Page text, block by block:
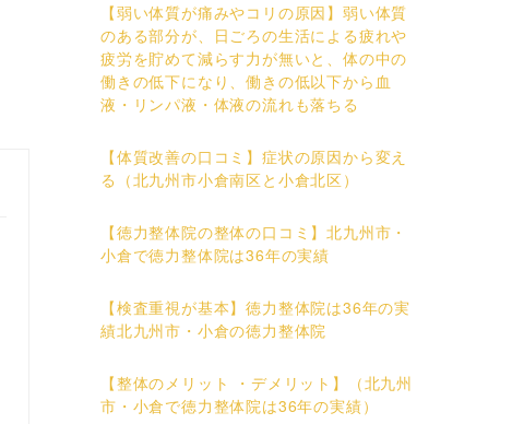
【弱い体質が痛みやコリの原因】弱い体質
のある部分が、日ごろの生活による疲れや
疲労を貯めて減らす力が無いと、体の中の
働きの低下になり、働きの低以下から血
液・リンパ液・体液の流れも落ちる
【体質改善の口コミ】症状の原因から変え
る（北九州市小倉南区と小倉北区）
【徳力整体院の整体の口コミ】北九州市・
小倉で徳力整体院は36年の実績
【検査重視が基本】徳力整体院は36年の実
績北九州市・小倉の徳力整体院
【整体のメリット ・デメリット】（北九州
市・小倉で徳力整体院は36年の実績）